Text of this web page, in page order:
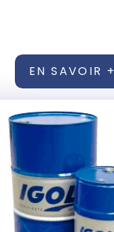
EN SAVOIR +